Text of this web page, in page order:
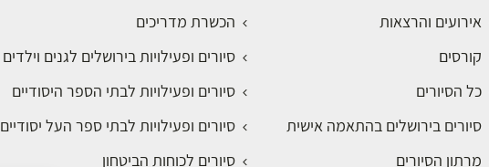
אירועים והרצאות
קורסים
כל הסיורים
סיורים בירושלים בהתאמה אישית
מרתון הסיורים
הכשרת מדריכים
סיורים ופעילויות בירושלים לגנים וילדים
סיורים ופעילויות לבתי הספר היסודיים
סיורים ופעילויות לבתי ספר העל יסודיים
סיורים לכוחות הביטחון